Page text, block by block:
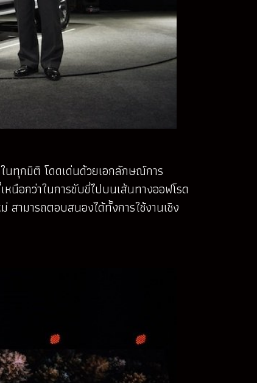
ทุกมิติ โดดเด่นด้วยเอกลักษณ์การ
อกว่าในการขับขี่ไปบนเส้นทางออฟโรด
ามารถตอบสนองได้ทั้งการใช้งานเชิง